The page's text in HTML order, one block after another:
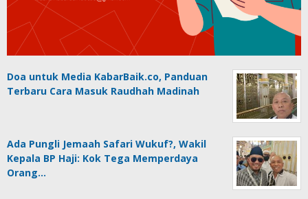
Doa untuk Media KabarBaik.co, Panduan
Terbaru Cara Masuk Raudhah Madinah
Ada Pungli Jemaah Safari Wukuf?, Wakil
Kepala BP Haji: Kok Tega Memperdaya
Orang…